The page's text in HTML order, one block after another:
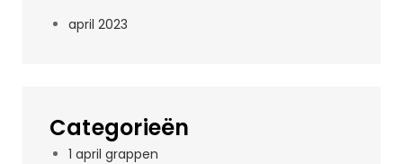
april 2023
Categorieën
1 april grappen